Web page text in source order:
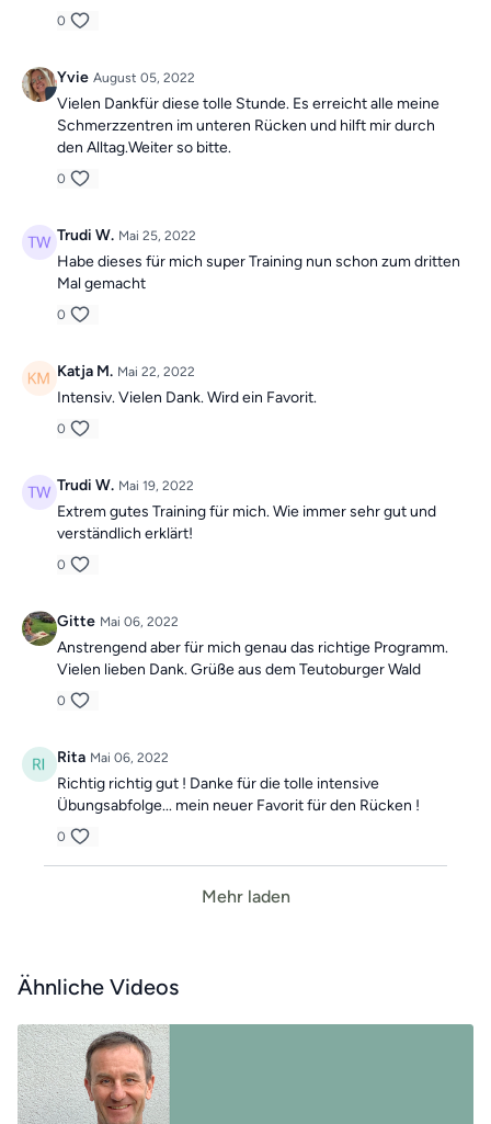
0
Yvie August 05, 2022
Vielen Dankfür diese tolle Stunde. Es erreicht alle meine
Schmerzzentren im unteren Rücken und hilft mir durch
den Alltag.Weiter so bitte.
0
Trudi W. Mai 25, 2022
Habe dieses für mich super Training nun schon zum dritten
Mal gemacht
0
Katja M. Mai 22, 2022
Intensiv. Vielen Dank. Wird ein Favorit.
0
Trudi W. Mai 19, 2022
Extrem gutes Training für mich. Wie immer sehr gut und
verständlich erklärt!
0
Gitte Mai 06, 2022
Anstrengend aber für mich genau das richtige Programm.
Vielen lieben Dank. Grüße aus dem Teutoburger Wald
0
Rita Mai 06, 2022
Richtig richtig gut ! Danke für die tolle intensive
Übungsabfolge... mein neuer Favorit für den Rücken !
0
Mehr laden
Ähnliche Videos